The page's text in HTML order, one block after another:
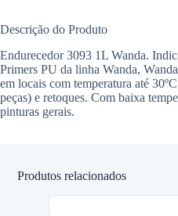
Descrição do Produto
Endurecedor 3093 1L Wanda.
Primers PU da linha Wanda,
em locais com temperatura até
peças) e retoques. Com baixa
pinturas gerais.
Produtos relacionados